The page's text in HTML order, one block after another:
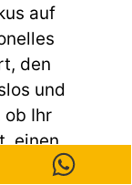
auf
den
und
ob Ihr
einen
andere